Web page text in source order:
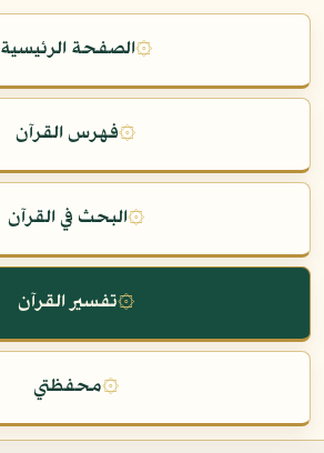
۞الصفحة الرئيسية
۞فهرس القرآن
۞البحث في القرآن
۞تفسير القرآن
۞محفظتي